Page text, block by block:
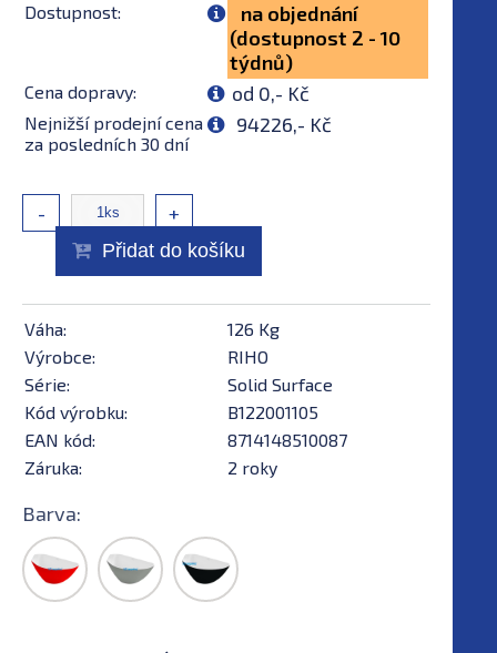
Dostupnost:
na objednání
(dostupnost 2 - 10
týdnů)
Cena dopravy: od 0,- Kč
Nejnižší prodejní cena
za posledních 30 dní
94226,- Kč
- +
Přidat do košíku
Váha:
126 Kg
Výrobce:
RIHO
Série:
Solid Surface
Kód výrobku:
B122001105
EAN kód:
8714148510087
Záruka:
2 roky
Barva: